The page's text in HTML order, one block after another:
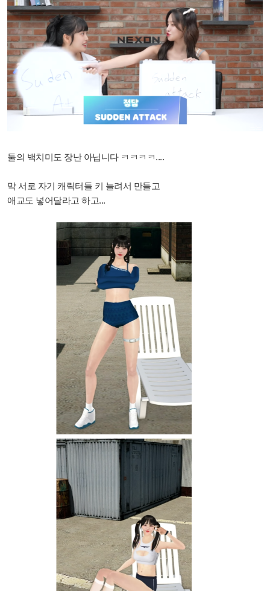
둘의 백치미도 장난 아닙니다 ㅋㅋㅋㅋ....
막 서로 자기 캐릭터들 키 늘려서 만들고
애교도 넣어달라고 하고...